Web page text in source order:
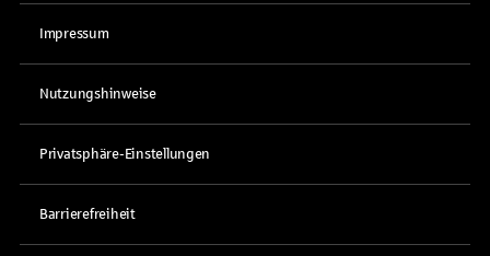
Impressum
Nutzungshinweise
Privatsphäre-Einstellungen
Barrierefreiheit